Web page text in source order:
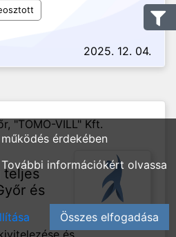
2025. 12. 04.
"TOMO-VILL" Kft.
teljes
és
és
érdekében
információkért olvassa
Összes elfogadása